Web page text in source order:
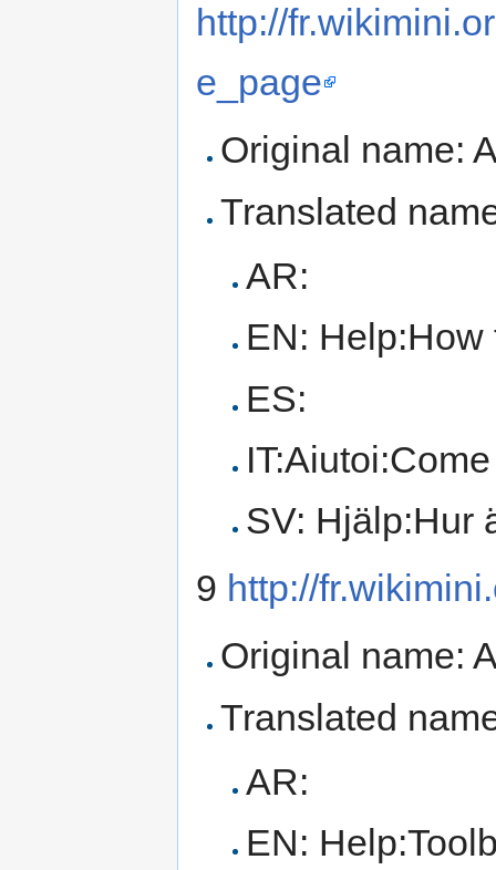
http://
e_page
Original name:
Translated
AR:
EN:
ES:
SV: Hjälp:Hur
9 http://
Original name:
Translated
AR:
EN: